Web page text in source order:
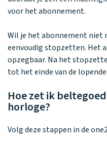
Stichting
voor het abonnement.
Wil je het abonnement niet
eenvoudig stopzetten. Het
opzegbaar. Na het
tot het einde van de
Hoe zet ik
horloge?
Volg deze stappen in de